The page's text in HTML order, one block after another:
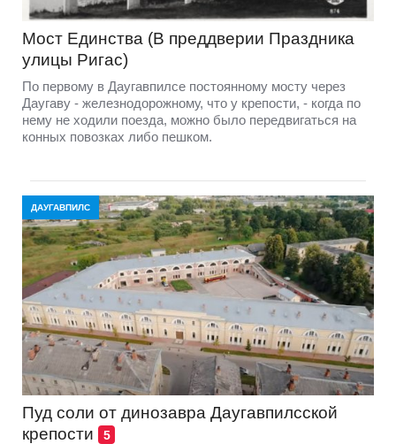
Мост Единства (В преддверии Праздника
улицы Ригас)
По первому в Даугавпилсе постоянному мосту через
Даугаву - железнодорожному, что у крепости, - когда по
нему не ходили поезда, можно было передвигаться на
конных повозках либо пешком.
ДАУГАВПИЛС
Пуд соли от динозавра Даугавпилсской
крепости
5